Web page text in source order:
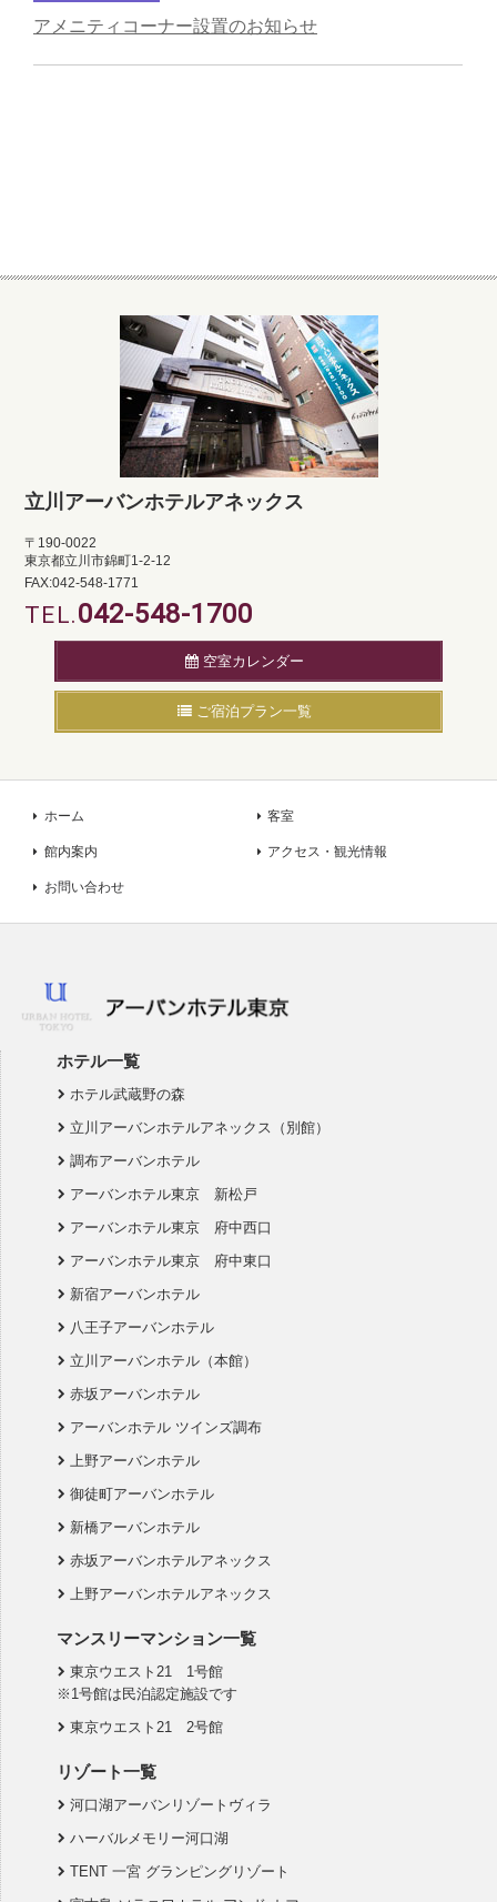
立川アーバンホテルアネックス
〒190-0022
東京都立川市錦町1-2-12
FAX:042-548-1771
TEL.042-548-1700
空室カレンダー
ご宿泊プラン一覧
ホーム 客室
館内案内 アクセス・観光情報
お問い合わせ
ホテル一覧
ホテル武蔵野の森
立川アーバンホテルアネックス（別館）
調布アーバンホテル
アーバンホテル東京 新松戸
アーバンホテル東京 府中西口
アーバンホテル東京 府中東口
新宿アーバンホテル
八王子アーバンホテル
立川アーバンホテル（本館）
赤坂アーバンホテル
アーバンホテル ツインズ調布
上野アーバンホテル
御徒町アーバンホテル
新橋アーバンホテル
赤坂アーバンホテルアネックス
上野アーバンホテルアネックス
マンスリーマンション一覧
東京ウエスト21 1号館
※1号館は民泊認定施設です
東京ウエスト21 2号館
リゾート一覧
河口湖アーバンリゾートヴィラ
ハーバルメモリー河口湖
TENT 一宮 グランピングリゾート